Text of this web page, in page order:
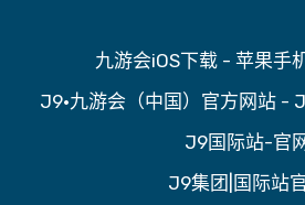
九游会iOS下载 - 苹果手
J9·九游会（中国）官方网站 -
J9国际站-官
J9集团|国际站